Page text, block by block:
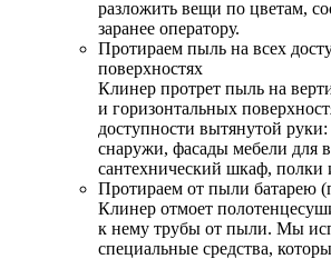
разложить вещи по цветам,
заранее оператору.
Протираем пыль на всех
поверхностях
Клинер протрет пыль на
и горизонтальных
доступности вытянутой
снаружи, фасады мебели для
сантехнический шкаф, полки
Протираем от пыли батарею
Клинер отмоет
к нему трубы от пыли. Мы
специальные средства,